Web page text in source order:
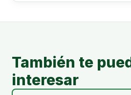
También te
interesar